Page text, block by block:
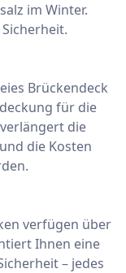
im Winter.
Brückendeck
für die
die
die Kosten
verfügen über
Ihnen eine
– jedes